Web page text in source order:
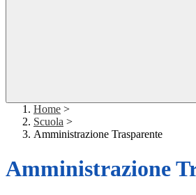
Home >
Scuola >
Amministrazione Trasparente
Amministrazione